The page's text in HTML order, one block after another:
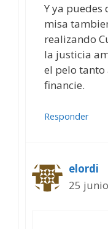
Y ya puedes
misa
realizando
la justicia
el pelo tanto
financie.
Responder
elordi
25